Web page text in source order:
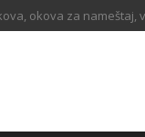
okova za nameštaj,